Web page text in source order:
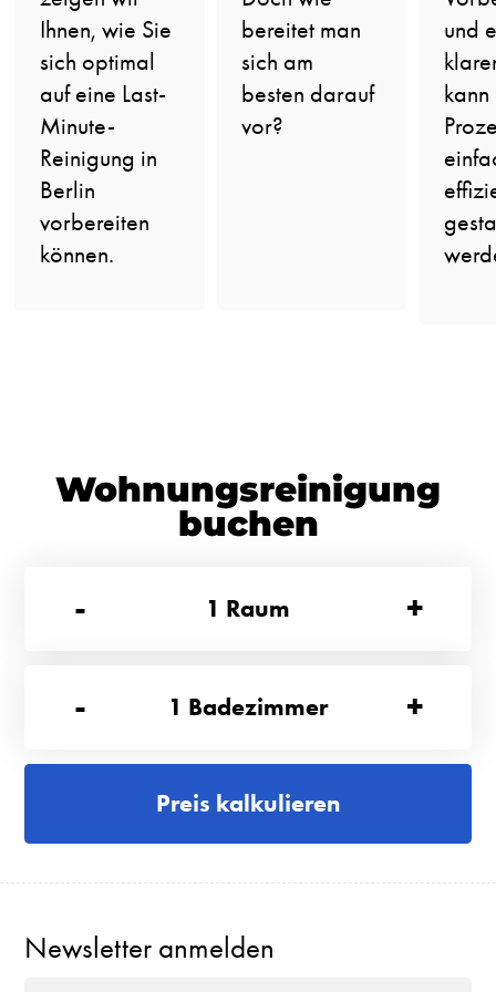
Ihnen, wie Sie
sich optimal
auf eine Last-
Minute-
Reinigung in
Berlin
vorbereiten
können.
bereitet man
sich am
besten darauf
vor?
und
Wohnungsreinigung
buchen
-
1 Raum +
- 1 Badezimmer +
Preis kalkulieren
Newsletter anmelden